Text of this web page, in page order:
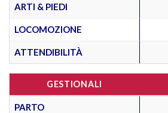
ARTI & PIEDI
LOCOMOZIONE
ATTENDIBILITÀ
GESTIONALI
PARTO